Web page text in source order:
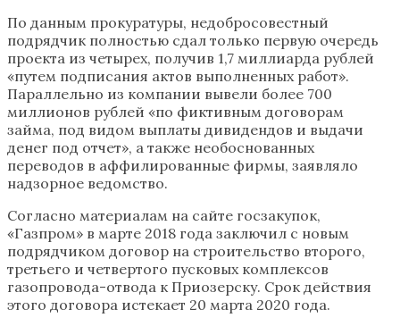
По данным прокуратуры, недобросовестный
подрядчик полностью сдал только первую очередь
проекта из четырех, получив 1,7 миллиарда рублей
«путем подписания актов выполненных работ».
Параллельно из компании вывели более 700
миллионов рублей «по фиктивным договорам
займа, под видом выплаты дивидендов и выдачи
денег под отчет», а также необоснованных
переводов в аффилированные фирмы, заявляло
надзорное ведомство.
Согласно материалам на сайте госзакупок,
«Газпром» в марте 2018 года заключил с новым
подрядчиком договор на строительство второго,
третьего и четвертого пусковых комплексов
газопровода-отвода к Приозерску. Срок действия
этого договора истекает 20 марта 2020 года.